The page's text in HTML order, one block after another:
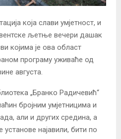
која слави умјетност, и
љетње вечери дашак
којима је ова област
програму уживаће од
августа.
„Бранко Радичевић“
бројним умјетницима и
али и других средина, а
установе најавили, бити по